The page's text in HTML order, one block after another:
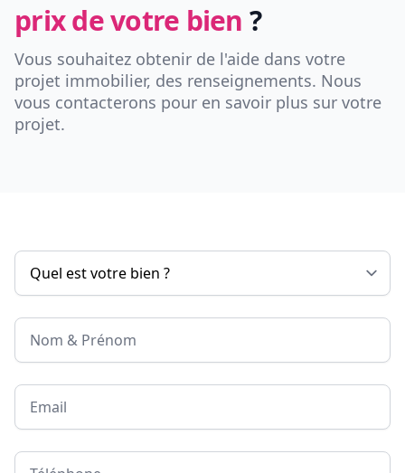
prix de votre bien ?
Vous souhaitez obtenir de l'aide dans votre
projet immobilier, des renseignements. Nous
vous contacterons pour en savoir plus sur votre
projet.
Nom & Prénom
Email
Téléphone